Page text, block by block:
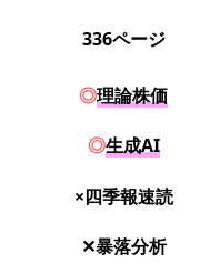
336ページ
◎理論株価
◎生成AI
×四季報速読
✕暴落分析